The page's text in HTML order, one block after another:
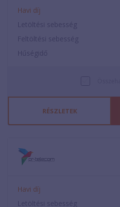
Havi díj
Letöltési sebesség
Feltöltési sebesség
Hűségidő
RÉSZLETEK
Havi díj
Letöltési sebesség